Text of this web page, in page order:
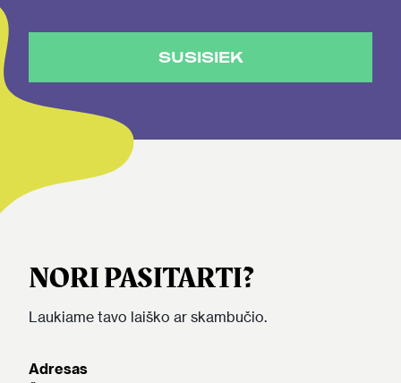
SUSISIEK
NORI PASITARTI?
Laukiame tavo laiško ar skambučio.
Adresas